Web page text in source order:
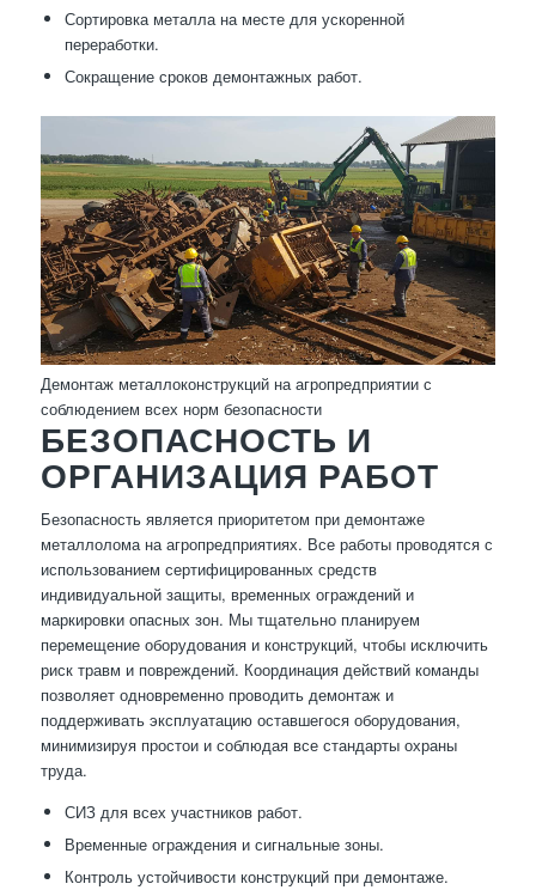
Сортировка металла на месте для ускоренной
переработки.
Сокращение сроков демонтажных работ.
Демонтаж металлоконструкций на агропредприятии с
соблюдением всех норм безопасности
БЕЗОПАСНОСТЬ И
ОРГАНИЗАЦИЯ РАБОТ
Безопасность является приоритетом при демонтаже
металлолома на агропредприятиях. Все работы проводятся с
использованием сертифицированных средств
индивидуальной защиты, временных ограждений и
маркировки опасных зон. Мы тщательно планируем
перемещение оборудования и конструкций, чтобы исключить
риск травм и повреждений. Координация действий команды
позволяет одновременно проводить демонтаж и
поддерживать эксплуатацию оставшегося оборудования,
минимизируя простои и соблюдая все стандарты охраны
труда.
СИЗ для всех участников работ.
Временные ограждения и сигнальные зоны.
Контроль устойчивости конструкций при демонтаже.